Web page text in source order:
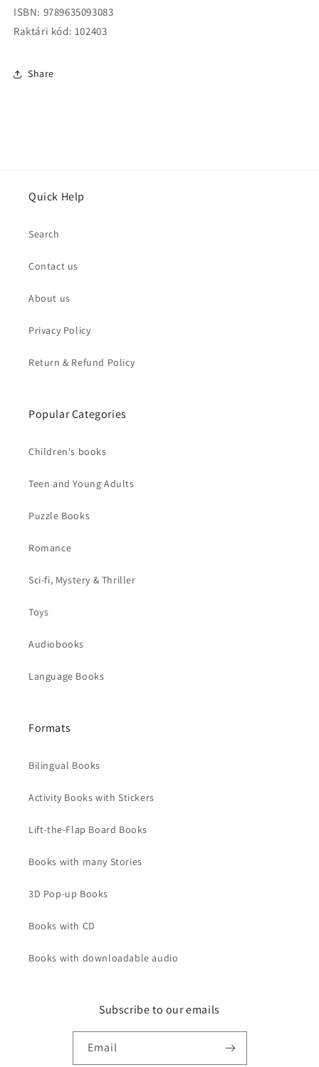
ISBN: 9789635093083
Raktári kód: 102403
Share
Quick Help
Search
Contact us
About us
Privacy Policy
Return & Refund Policy
Popular Categories
Children's books
Teen and Young Adults
Puzzle Books
Romance
Sci-fi, Mystery & Thriller
Toys
Audiobooks
Language Books
Formats
Bilingual Books
Activity Books with Stickers
Lift-the-Flap Board Books
Books with many Stories
3D Pop-up Books
Books with CD
Books with downloadable audio
Subscribe to our emails
Email